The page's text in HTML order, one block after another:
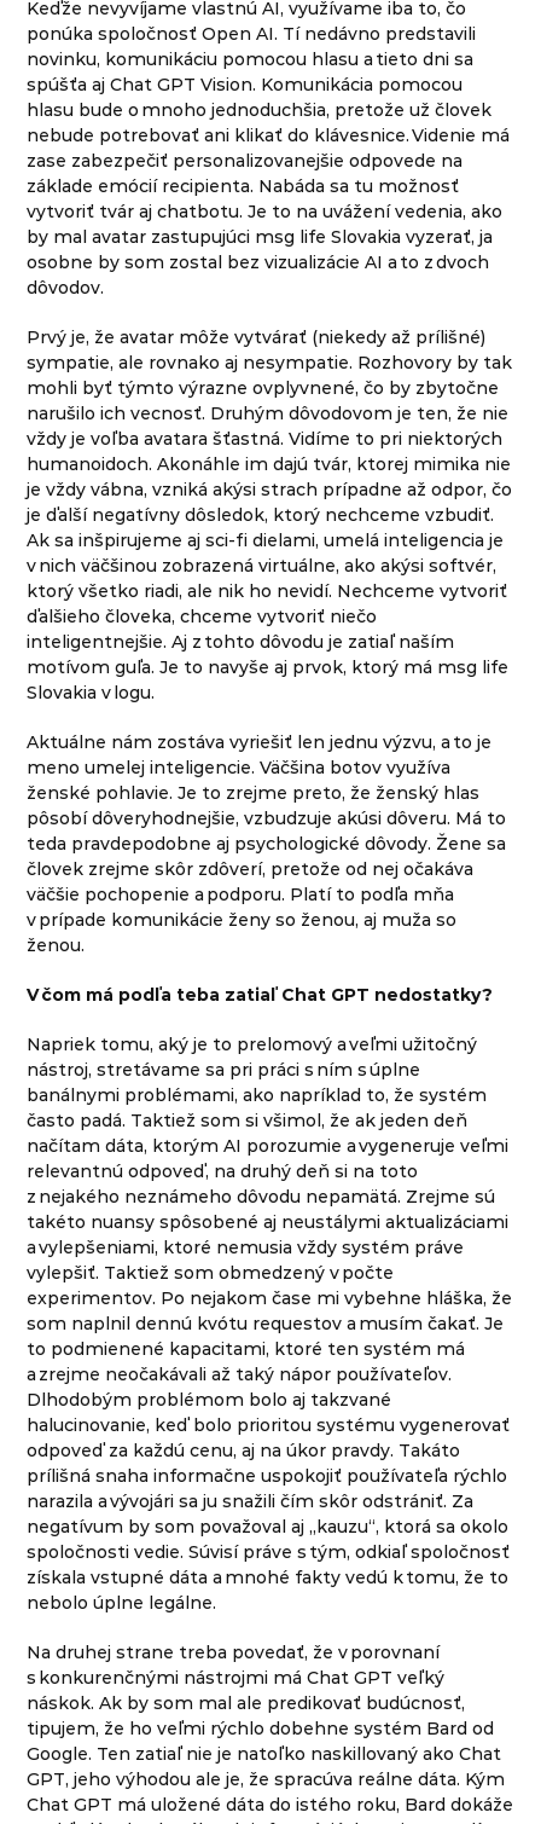
Keďže nevyvíjame vlastnú AI, využívame iba to, čo
ponúka spoločnosť Open AI. Tí nedávno predstavili
novinku, komunikáciu pomocou hlasu a tieto dni sa
spúšťa aj Chat GPT Vision. Komunikácia pomocou
hlasu bude o mnoho jednoduchšia, pretože už človek
nebude potrebovať ani klikať do klávesnice. Videnie má
zase zabezpečiť personalizovanejšie odpovede na
základe emócií recipienta. Nabáda sa tu možnosť
vytvoriť tvár aj chatbotu. Je to na uvážení vedenia, ako
by mal avatar zastupujúci msg life Slovakia vyzerať, ja
osobne by som zostal bez vizualizácie AI a to z dvoch
dôvodov.
Prvý je, že avatar môže vytvárať (niekedy až prílišné)
sympatie, ale rovnako aj nesympatie. Rozhovory by tak
mohli byť týmto výrazne ovplyvnené, čo by zbytočne
narušilo ich vecnosť. Druhým dôvodovom je ten, že nie
vždy je voľba avatara šťastná. Vidíme to pri niektorých
humanoidoch. Akonáhle im dajú tvár, ktorej mimika nie
je vždy vábna, vzniká akýsi strach prípadne až odpor, čo
je ďalší negatívny dôsledok, ktorý nechceme vzbudiť.
Ak sa inšpirujeme aj sci-fi dielami, umelá inteligencia je
v nich väčšinou zobrazená virtuálne, ako akýsi softvér,
ktorý všetko riadi, ale nik ho nevidí. Nechceme vytvoriť
ďalšieho človeka, chceme vytvoriť niečo
inteligentnejšie. Aj z tohto dôvodu je zatiaľ naším
motívom guľa. Je to navyše aj prvok, ktorý má msg life
Slovakia v logu.
Aktuálne nám zostáva vyriešiť len jednu výzvu, a to je
meno umelej inteligencie. Väčšina botov využíva
ženské pohlavie. Je to zrejme preto, že ženský hlas
pôsobí dôveryhodnejšie, vzbudzuje akúsi dôveru. Má to
teda pravdepodobne aj psychologické dôvody. Žene sa
človek zrejme skôr zdôverí, pretože od nej očakáva
väčšie pochopenie a podporu. Platí to podľa mňa
v prípade komunikácie ženy so ženou, aj muža so
ženou.
V čom má podľa teba zatiaľ Chat GPT nedostatky?
Napriek tomu, aký je to prelomový a veľmi užitočný
nástroj, stretávame sa pri práci s ním s úplne
banálnymi problémami, ako napríklad to, že systém
často padá. Taktiež som si všimol, že ak jeden deň
načítam dáta, ktorým AI porozumie a vygeneruje veľmi
relevantnú odpoveď, na druhý deň si na toto
z nejakého neznámeho dôvodu nepamätá. Zrejme sú
takéto nuansy spôsobené aj neustálymi aktualizáciami
a vylepšeniami, ktoré nemusia vždy systém práve
vylepšiť. Taktiež som obmedzený v počte
experimentov. Po nejakom čase mi vybehne hláška, že
som naplnil dennú kvótu requestov a musím čakať. Je
to podmienené kapacitami, ktoré ten systém má
a zrejme neočakávali až taký nápor používateľov.
Dlhodobým problémom bolo aj takzvané
halucinovanie, keď bolo prioritou systému vygenerovať
odpoveď za každú cenu, aj na úkor pravdy. Takáto
prílišná snaha informačne uspokojiť používateľa rýchlo
narazila a vývojári sa ju snažili čím skôr odstrániť. Za
negatívum by som považoval aj „kauzu“, ktorá sa okolo
spoločnosti vedie. Súvisí práve s tým, odkiaľ spoločnosť
získala vstupné dáta a mnohé fakty vedú k tomu, že to
nebolo úplne legálne.
Na druhej strane treba povedať, že v porovnaní
s konkurenčnými nástrojmi má Chat GPT veľký
náskok. Ak by som mal ale predikovať budúcnosť,
tipujem, že ho veľmi rýchlo dobehne systém Bard od
Google. Ten zatiaľ nie je natoľko naskillovaný ako Chat
GPT, jeho výhodou ale je, že spracúva reálne dáta. Kým
Chat GPT má uložené dáta do istého roku, Bard dokáže